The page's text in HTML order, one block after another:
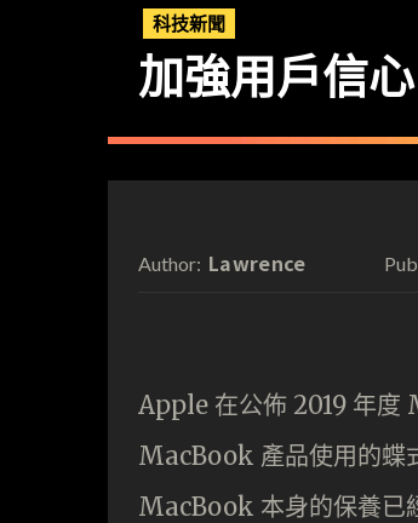
科技新聞
加強用戶信
Author: Lawrence
Apple 在公佈 2019 年度
MacBook 產品使用的蝶
MacBook 本身的保養已